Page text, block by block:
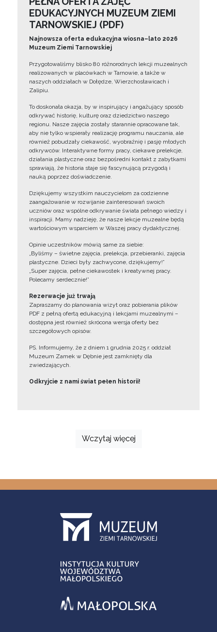
EDUKACYJNYCH MUZEUM ZIEMI
TARNOWSKIEJ (PDF)
Najnowsza oferta edukacyjna wiosna–lato 2026
Muzeum Ziemi Tarnowskiej
Przygotowaliśmy blisko 80 różnorodnych lekcji muzealnych
realizowanych w placówkach w Tarnowie, a także w
naszych oddziałach w Dołędze, Wierzchosławicach i
Zalipiu.
To doskonała okazja, by w inspirujący i angażujący sposób
odkrywać historię, kulturę oraz dziedzictwo naszego
regionu. Nasze zajęcia zostały starannie opracowane tak,
aby nie tylko wspierały realizację programu nauczania, ale
również pobudzały ciekawość, wyobraźnię i pasję młodych
odkrywców. Interaktywne formy pracy, ciekawe prelekcje,
działania plastyczne oraz bezpośredni kontakt z zabytkami
sprawiają, że historia staje się fascynującą przygodą i
nauką poprzez doświadczenie.
Dziękujemy wszystkim nauczycielom za codzienne
zaangażowanie w rozwijanie zainteresowań swoich
uczniów oraz wspólne odkrywanie świata pełnego wiedzy i
inspiracji. Mamy nadzieję, że nasze lekcje muzealne będą
wartościowym wsparciem w Waszej pracy dydaktycznej.
Opinie uczestników mówią same za siebie:
„Byliśmy – świetne zajęcia, prelekcja, przebieranki, zajęcia
plastyczne. Dzieci były zachwycone, dziękujemy!”
„Super zajęcia, pełne ciekawostek i kreatywnej pracy.
Polecamy serdecznie!”
Rezerwacje już trwają
Zapraszamy do planowania wizyt oraz pobierania plików
PDF z pełną ofertą edukacyjną i lekcjami muzealnymi –
dostępna jest również skrócona wersja oferty bez
szczegółowych opisów.
PS. Informujemy, że z dniem 1 grudnia 2025 r. oddział
Muzeum Zamek w Dębnie jest zamknięty dla
zwiedzających.
Odkryjcie z nami świat pełen historii!
Wczytaj więcej